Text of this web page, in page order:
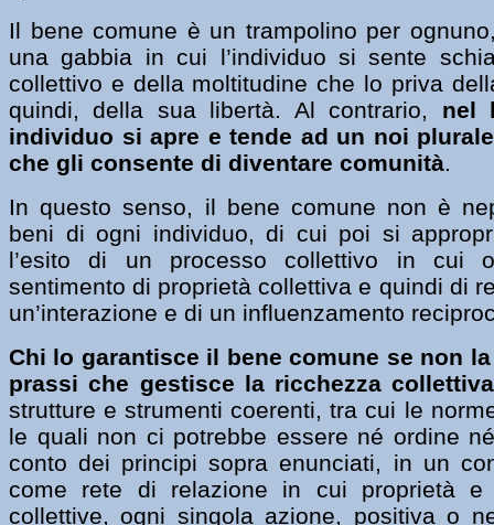
Il bene comune è un trampolino per
una gabbia in cui l’individuo si sente
collettivo e della moltitudine che lo priva
quindi, della sua libertà. Al contrario, nel
individuo si apre e tende ad un noi
che gli consente di diventare comunità.
In questo senso, il bene comune non è
beni di ogni individuo, di cui poi si
l’esito di un processo collettivo in cui
sentimento di proprietà collettiva e quindi di
un’interazione e di un influenzamento
Chi lo garantisce il bene comune se non
prassi che gestisce la ricchezza
strutture e strumenti coerenti, tra cui le
le quali non ci potrebbe essere né ordine
conto dei principi sopra enunciati, in un
come rete di relazione in cui proprietà e
collettive, ogni singola azione, positiva o